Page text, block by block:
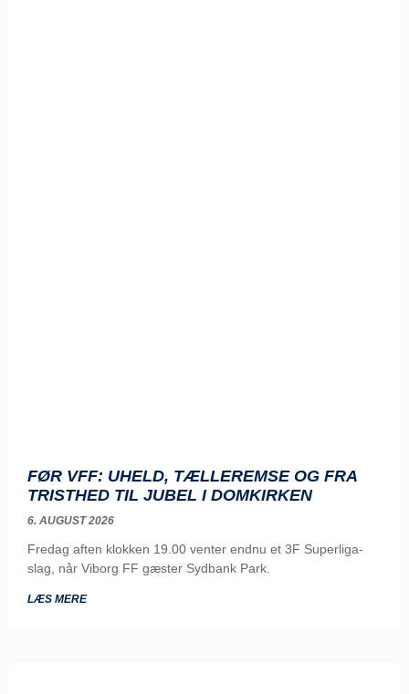
FØR VFF: UHELD, TÆLLEREMSE OG FRA
TRISTHED TIL JUBEL I DOMKIRKEN
6. AUGUST 2026
Fredag aften klokken 19.00 venter endnu et 3F Superliga-
slag, når Viborg FF gæster Sydbank Park.
LÆS MERE